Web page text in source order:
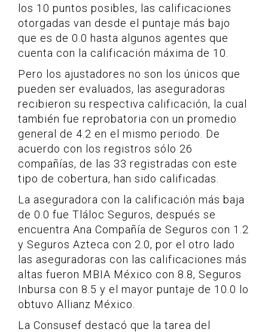
los 10 puntos posibles, las calificaciones
otorgadas van desde el puntaje más bajo
que es de 0.0 hasta algunos agentes que
cuenta con la calificación máxima de 10.
Pero los ajustadores no son los únicos que
pueden ser evaluados, las aseguradoras
recibieron su respectiva calificación, la cual
también fue reprobatoria con un promedio
general de 4.2 en el mismo periodo. De
acuerdo con los registros sólo 26
compañías, de las 33 registradas con este
tipo de cobertura, han sido calificadas.
La aseguradora con la calificación más baja
de 0.0 fue Tláloc Seguros, después se
encuentra Ana Compañía de Seguros con 1.2
y Seguros Azteca con 2.0, por el otro lado
las aseguradoras con las calificaciones más
altas fueron MBIA México con 8.8, Seguros
Inbursa con 8.5 y el mayor puntaje de 10.0 lo
obtuvo Allianz México.
La Consusef destacó que la tarea del